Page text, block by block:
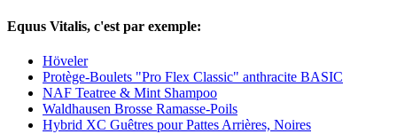
Equus Vitalis, c'est par exemple:
Höveler
Protège-Boulets "Pro Flex Classic" anthracite BASIC
NAF Teatree & Mint Shampoo
Waldhausen Brosse Ramasse-Poils
Hybrid XC Guêtres pour Pattes Arrières, Noires